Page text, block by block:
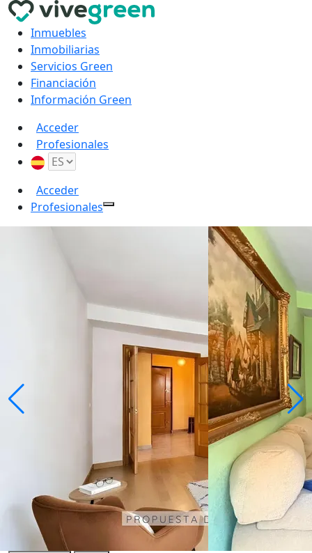
Inmuebles
Inmobiliarias
Servicios Green
Financiación
Información Green
Acceder
Profesionales
Acceder
Profesionales